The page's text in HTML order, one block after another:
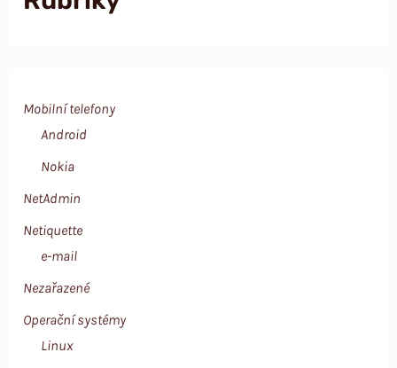
Mobilní telefony
Android
Nokia
NetAdmin
Netiquette
e-mail
Nezařazené
Operační systémy
Linux